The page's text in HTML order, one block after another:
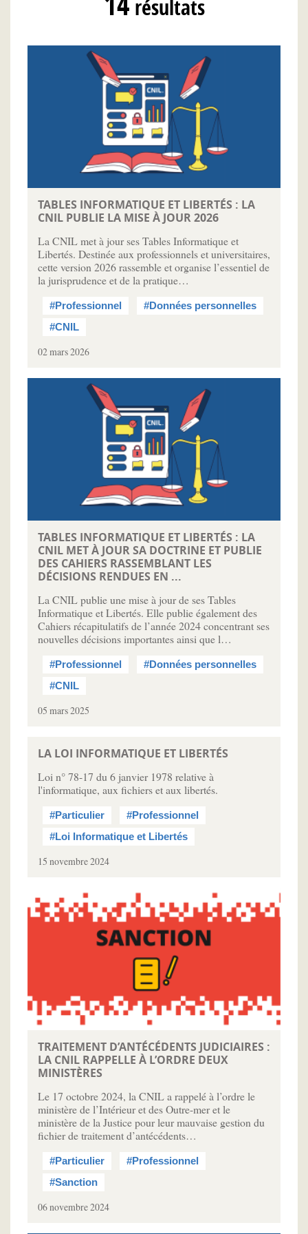
résultats
TABLES INFORMATIQUE ET LIBERTÉS : LA
CNIL PUBLIE LA MISE À JOUR 2026
La CNIL met à jour ses Tables Informatique et
Libertés. Destinée aux professionnels et universitaires,
cette version 2026 rassemble et organise l’essentiel de
la jurisprudence et de la pratique…
#Professionnel
#Données personnelles
#CNIL
02 mars 2026
TABLES INFORMATIQUE ET LIBERTÉS : LA
CNIL MET À JOUR SA DOCTRINE ET PUBLIE
DES CAHIERS RASSEMBLANT LES
DÉCISIONS RENDUES EN ...
La CNIL publie une mise à jour de ses Tables
Informatique et Libertés. Elle publie également des
Cahiers récapitulatifs de l’année 2024 concentrant ses
nouvelles décisions importantes ainsi que l…
#Professionnel
#Données personnelles
#CNIL
05 mars 2025
LA LOI INFORMATIQUE ET LIBERTÉS
Loi n° 78-17 du 6 janvier 1978 relative à
l'informatique, aux fichiers et aux libertés.
#Particulier
#Professionnel
#Loi Informatique et Libertés
15 novembre 2024
TRAITEMENT D’ANTÉCÉDENTS JUDICIAIRES :
LA CNIL RAPPELLE À L’ORDRE DEUX
MINISTÈRES
Le 17 octobre 2024, la CNIL a rappelé à l’ordre le
ministère de l’Intérieur et des Outre-mer et le
ministère de la Justice pour leur mauvaise gestion du
fichier de traitement d’antécédents…
#Particulier
#Professionnel
#Sanction
06 novembre 2024